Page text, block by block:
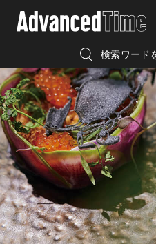
CATEGORY
FASHION
BEAUTY
TRAVEL
『AdvancedTime』は、自由で
な大人達におくる、スペシャ
高感度なファッション、カル
教養を求め、今までの人生
って楽しみながら、進化する
人気の検索キーワード
宿泊
リゾート